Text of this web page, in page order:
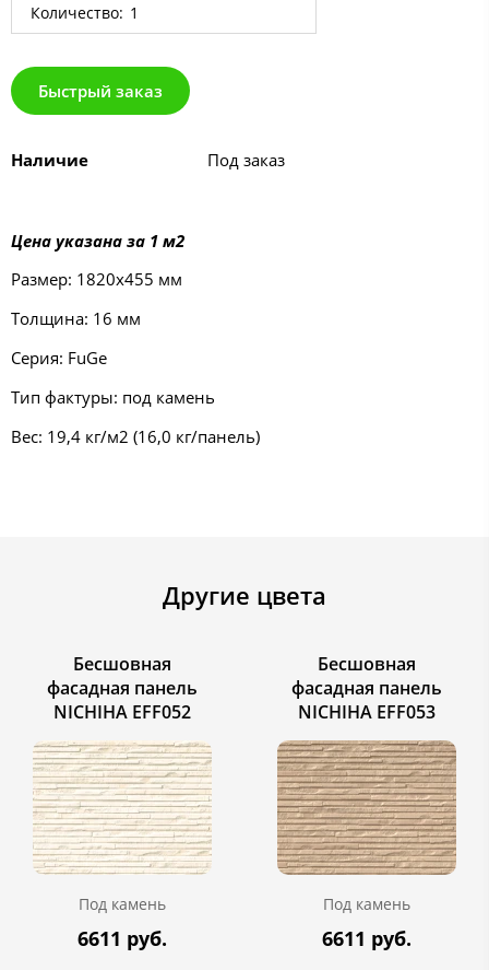
Количество:
Быстрый заказ
Наличие Под заказ
Цена указана за 1 м2
Размер: 1820х455 мм
Толщина: 16 мм
Серия: FuGe
Тип фактуры: под камень
Вес: 19,4 кг/м2 (16,0 кг/панель)
Другие цвета
Бесшовная
фасадная панель
NICHIHA EFF052
Под камень
6611 руб.
Бесшовная
фасадная панель
NICHIHA EFF053
Под камень
6611 руб.